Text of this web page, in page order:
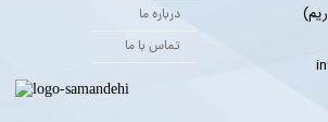
درباره ما
تماس با ما